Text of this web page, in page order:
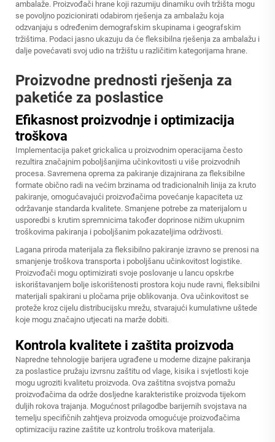
ambalaže. Proizvođači hrane koji razumiju dinamiku ovih tržišta mogu
se povoljno pozicionirati odabirom rješenja za ambalažu koja
odzvanjaju s određenim demografskim skupinama i geografskim
tržištima. Podaci jasno ukazuju da će fleksibilna rješenja za ambalažu i
dalje povećavati svoj udio na tržištu u različitim kategorijama hrane.
Proizvodne prednosti rješenja za
paketiće za poslastice
Efikasnost proizvodnje i optimizacija
troškova
Implementacija paket grickalica u proizvodnim operacijama često
rezultira značajnim poboljšanjima učinkovitosti u više proizvodnih
procesa. Savremena oprema za pakiranje dizajnirana za fleksibilne
formate obično radi na većim brzinama od tradicionalnih linija za kruto
pakiranje, omogućavajući proizvođačima povećanje kapaciteta uz
održavanje standarda kvalitete. Smanjene potrebe za materijalom u
usporedbi s krutim spremnicima također doprinose nižim ukupnim
troškovima pakiranja i poboljšanim pokazateljima održivosti.
Lagana priroda materijala za fleksibilno pakiranje izravno se prenosi na
smanjenje troškova transporta i poboljšanu učinkovitost logistike.
Proizvođači mogu optimizirati svoje poslovanje u lancu opskrbe
iskorištavanjem bolje iskorištenosti prostora koju nude ravni, fleksibilni
materijali spakirani u pločama prije oblikovanja. Ova učinkovitost se
proteže kroz cijelu distribucijsku mrežu, stvarajući kumulativne uštede
koje mogu značajno utjecati na marže dobiti.
Kontrola kvalitete i zaštita proizvoda
Napredne tehnologije barijera ugrađene u moderne dizajne pakiranja
za poslastice pružaju izvrsnu zaštitu od vlage, kisika i svjetlosti koje
mogu ugroziti kvalitetu proizvoda. Ova zaštitna svojstva pomažu
proizvođačima da održe dosljedne karakteristike proizvoda tijekom
duljih rokova trajanja. Mogućnost prilagodbe barijernih svojstava na
temelju specifičnih zahtjeva proizvoda omogućuje proizvođačima
optimizaciju razine zaštite uz kontrolu troškova materijala.